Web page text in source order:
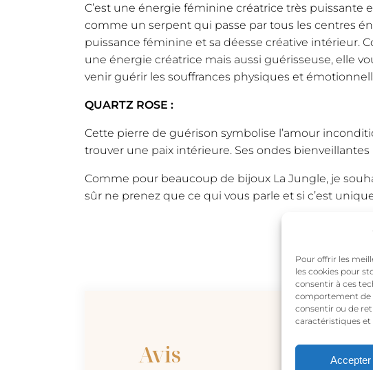
Pour offrir les
les cookies pour
consentir à ces
comportement de
consentir ou de
caractéristiques et
Accepter
C’est une énergie féminine créatrice très puissante
comme un serpent qui passe par tous les centres
puissance féminine et sa déesse créative intérieur.
une énergie créatrice mais aussi guérisseuse, elle
venir guérir les souffrances physiques et
QUARTZ ROSE :
Cette pierre de guérison symbolise l’amour
trouver une paix intérieure. Ses ondes
Comme pour beaucoup de bijoux La Jungle, je
sûr ne prenez que ce qui vous parle et si c’est
Avis